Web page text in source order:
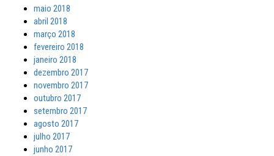
maio 2018
abril 2018
março 2018
fevereiro 2018
janeiro 2018
dezembro 2017
novembro 2017
outubro 2017
setembro 2017
agosto 2017
julho 2017
junho 2017